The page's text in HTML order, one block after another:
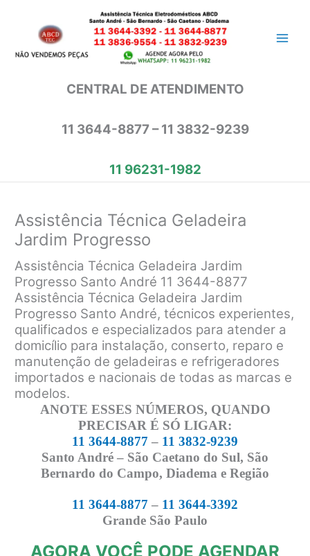
conteúdo
CENTRAL DE ATENDIMENTO
11 3644-8877 – 11 3832-9239
11 96231-1982
Assistência Técnica Geladeira
Jardim Progresso
Assistência Técnica Geladeira Jardim
Progresso Santo André 11 3644-8877
Assistência Técnica Geladeira Jardim
Progresso Santo André, técnicos experientes,
qualificados e especializados para atender a
domicílio para instalação, conserto, reparo e
manutenção de geladeiras e refrigeradores
importados e nacionais de todas as marcas e
modelos.
ANOTE ESSES NÚMEROS, QUANDO
PRECISAR É SÓ LIGAR:
11 3644-8877 – 11 3832-9239
Santo André – São Caetano do Sul, São
Bernardo do Campo, Diadema e Região
11 3644-8877 – 11 3644-3392
Grande São Paulo
AGORA VOCÊ PODE AGENDAR